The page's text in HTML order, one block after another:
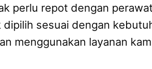
perlu repot dengan
sesuai dengan
menggunakan layanan